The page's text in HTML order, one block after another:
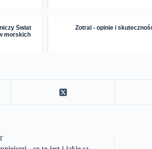
Świat
morskich
Zotral - opinie i